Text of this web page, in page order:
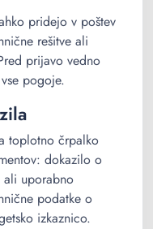
pridejo v poštev
rešitve ali
prijavo vedno
pogoje.
toplotno črpalko
dokazilo o
ali uporabno
podatke o
izkaznico.